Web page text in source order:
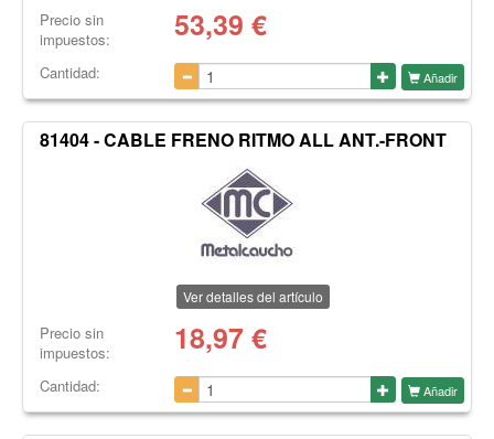
Precio sin
impuestos:
53,39 €
Cantidad: Añadir
81404 - CABLE FRENO RITMO ALL ANT.-FRONT
Ver detalles del artículo
Precio sin
impuestos:
18,97€
Cantidad: Añadir